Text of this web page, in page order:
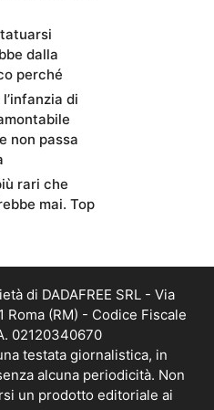
dalla
perché
di
non passa
rari che
mai. Top
di DADAFREE SRL - Via
Roma (RM) - Codice Fiscale
02120340670
testata giornalistica, in
alcuna periodicità. Non
un prodotto editoriale ai